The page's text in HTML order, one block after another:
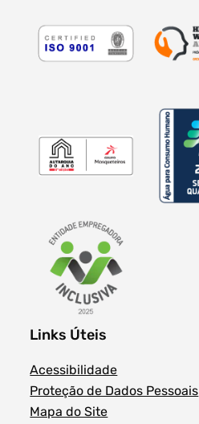
Links Úteis
Acessibilidade
Proteção de Dados Pessoais
Mapa do Site